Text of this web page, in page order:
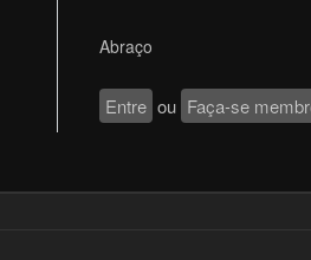
Abraço
Entre ou Faça-se